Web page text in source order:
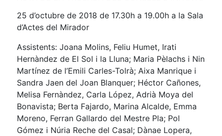
25 d’octubre de 2018 de 17.30h a 19.00h a la Sala
d’Actes del Mirador
Assistents: Joana Molins, Feliu Humet, Irati
Hernàndez de El Sol i la Lluna; Maria Pèlachs i Nin
Martínez de l’Emili Carles-Tolrà; Aixa Manrique i
Sandra Jaen del Joan Blanquer; Héctor Cañones,
Melisa Fernàndez, Carla López, Adrià Moya del
Bonavista; Berta Fajardo, Marina Alcalde, Emma
Moreno, Ferran Gallardo del Mestre Pla; Pol
Gómez i Núria Reche del Casal; Dànae Lopera,